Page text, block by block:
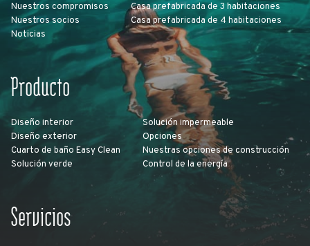
Nuestros compromisos
Nuestros socios
Noticias
Casa prefabricada de 3 habitaciones
Casa prefabricada de 4 habitaciones
Producto
Diseño interior
Diseño exterior
Cuarto de baño Easy Clean
Solución verde
Solución impermeable
Opciones
Nuestras opciones de construcción
Control de la energía
Servicios